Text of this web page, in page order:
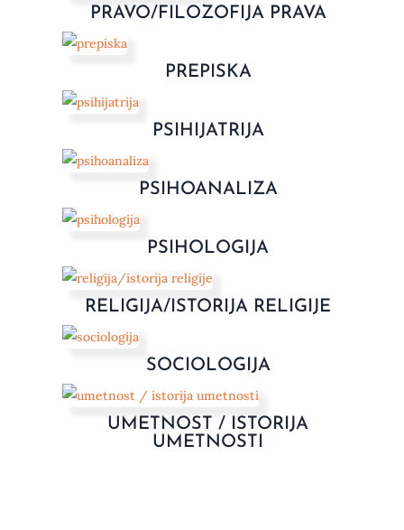
PRAVO/FILOZOFIJA PRAVA
PREPISKA
PSIHIJATRIJA
PSIHOANALIZA
PSIHOLOGIJA
RELIGIJA/ISTORIJA RELIGIJE
SOCIOLOGIJA
UMETNOST / ISTORIJA
UMETNOSTI